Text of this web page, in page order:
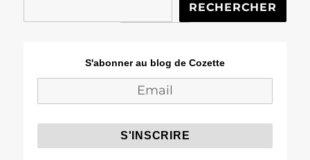
RECHERCHER
S'abonner au blog de Cozette